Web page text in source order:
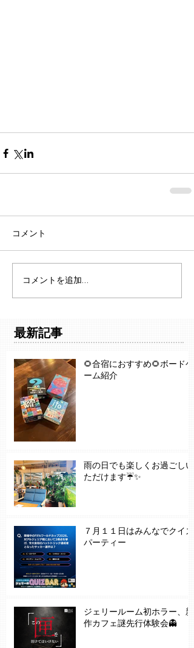
コメント
コメントを追加…
最新記事
🌻合宿におすすめ🌻ボードゲ
ーム紹介
雨の日でも楽しくお過ごしい
ただけます☔✨
７月１１日はみんなでクイズ
パーティー
ジェリールーム初ホラー、新
作カフェ謎先行体験会👻